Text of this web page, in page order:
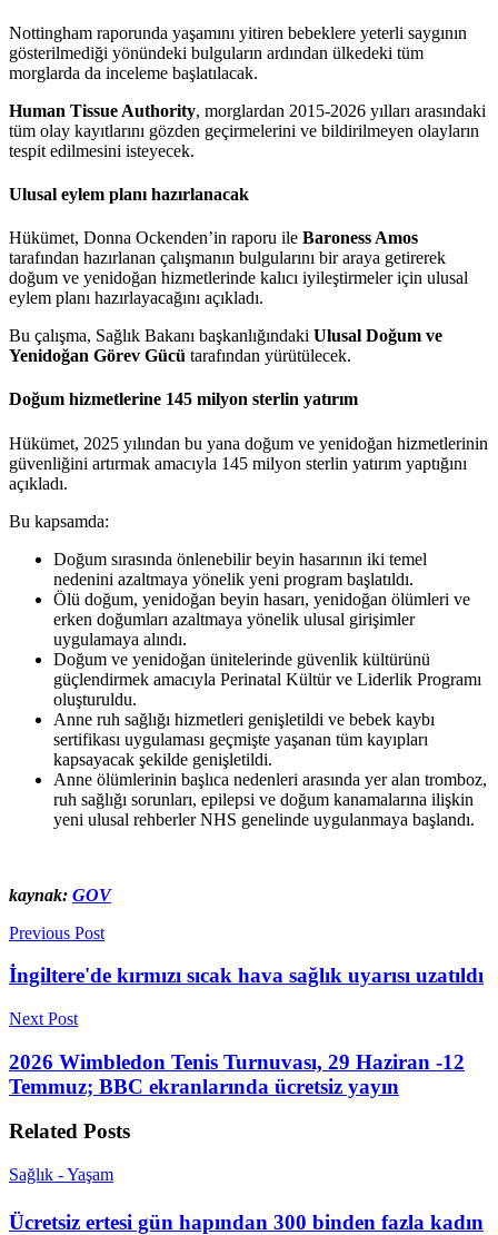
Nottingham raporunda yaşamını yitiren bebeklere yeterli saygının
gösterilmediği yönündeki bulguların ardından ülkedeki tüm
morglarda da inceleme başlatılacak.
Human Tissue Authority, morglardan 2015-2026 yılları arasındaki
tüm olay kayıtlarını gözden geçirmelerini ve bildirilmeyen olayların
tespit edilmesini isteyecek.
Ulusal eylem planı hazırlanacak
Hükümet, Donna Ockenden’in raporu ile Baroness Amos
tarafından hazırlanan çalışmanın bulgularını bir araya getirerek
doğum ve yenidoğan hizmetlerinde kalıcı iyileştirmeler için ulusal
eylem planı hazırlayacağını açıkladı.
Bu çalışma, Sağlık Bakanı başkanlığındaki Ulusal Doğum ve
Yenidoğan Görev Gücü tarafından yürütülecek.
Doğum hizmetlerine 145 milyon sterlin yatırım
Hükümet, 2025 yılından bu yana doğum ve yenidoğan hizmetlerinin
güvenliğini artırmak amacıyla 145 milyon sterlin yatırım yaptığını
açıkladı.
Bu kapsamda:
Doğum sırasında önlenebilir beyin hasarının iki temel
nedenini azaltmaya yönelik yeni program başlatıldı.
Ölü doğum, yenidoğan beyin hasarı, yenidoğan ölümleri ve
erken doğumları azaltmaya yönelik ulusal girişimler
uygulamaya alındı.
Doğum ve yenidoğan ünitelerinde güvenlik kültürünü
güçlendirmek amacıyla Perinatal Kültür ve Liderlik Programı
oluşturuldu.
Anne ruh sağlığı hizmetleri genişletildi ve bebek kaybı
sertifikası uygulaması geçmişte yaşanan tüm kayıpları
kapsayacak şekilde genişletildi.
Anne ölümlerinin başlıca nedenleri arasında yer alan tromboz,
ruh sağlığı sorunları, epilepsi ve doğum kanamalarına ilişkin
yeni ulusal rehberler NHS genelinde uygulanmaya başlandı.
kaynak: GOV
Previous Post
İngiltere'de kırmızı sıcak hava sağlık uyarısı uzatıldı
Next Post
2026 Wimbledon Tenis Turnuvası, 29 Haziran -12
Temmuz; BBC ekranlarında ücretsiz yayın
Related Posts
Sağlık - Yaşam
Ücretsiz ertesi gün hapından 300 binden fazla kadın